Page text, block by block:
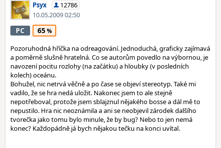
Psyx
12786
10.05.2009 02:50
PC
65
Pozoruhodná hříčka na odreagování. Jednoduchá, graficky zajímavá
a poměrně slušně hratelná. Co se autorům povedlo na výbornou, je
navození pocitu rozlohy (na začátku) a hloubky (v posledních
kolech) oceánu.
Bohužel, nic netrvá věčně a po čase se objeví stereotyp. Také mi
vadilo, že se hra nedá uložit. Nakonec jsem to ale stejně
nepotřeboval, protože jsem sblajznul nějakého bosse a dál mě to
nepustilo. Hra nic neoznámila a ani se neobjevil zárodek dalšího
tvorečka jako tomu bylo minule, že by bug? Nebo to jen nemá
konec? Každopádně já bych nějakou tečku na konci uvítal.